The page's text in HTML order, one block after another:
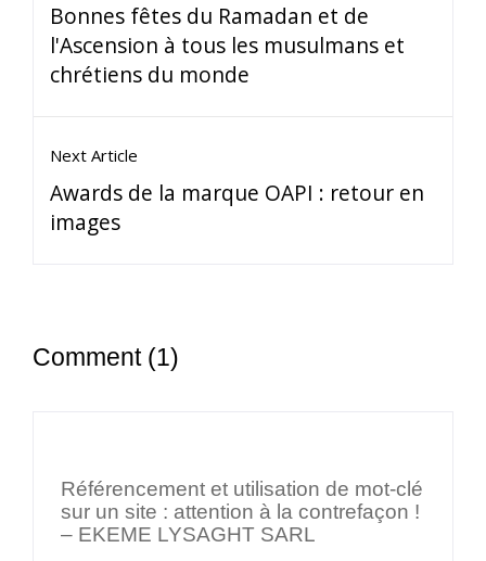
Bonnes fêtes du Ramadan et de
l'Ascension à tous les musulmans et
chrétiens du monde
Next Article
Awards de la marque OAPI : retour en
images
Comment (1)
Référencement et utilisation de mot-clé
sur un site : attention à la contrefaçon !
– EKEME LYSAGHT SARL